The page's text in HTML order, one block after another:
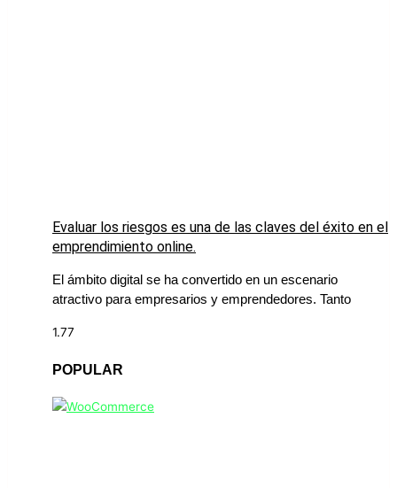
Evaluar los riesgos es una de las claves del éxito en el
emprendimiento online.
El ámbito digital se ha convertido en un escenario
atractivo para empresarios y emprendedores. Tanto
POPULAR